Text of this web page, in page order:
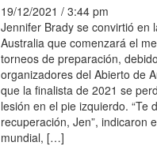
19/12/2021 / 3:44 pm
Jennifer Brady se convirtió en
Australia que comenzará el
torneos de preparación,
organizadores del Abierto de
que la finalista de 2021 se
lesión en el pie izquierdo. “Te
recuperación, Jen”, indicaron
mundial, […]